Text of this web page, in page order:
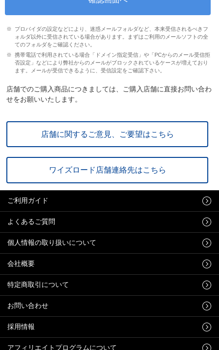
プロバイダの設定などにより、迷惑メールフォルダなど、本来受信されるべきフ
ォルダ以外に受信されている場合があります。まずはご利用のメールソフトの全
てのフォルダをご確認ください。
携帯電話で利用されている場合「ドメイン指定受信」や「PCからのメール受信拒
否設定」などにより弊社からのメールがブロックされているケースが増えており
ます。メールが受信できるように、受信設定をご確認下さい。
店舗でのご購入商品につきましては、ご購入店舗に直接お問い合わ
せをお願いいたします。
店舗に関するご意見、ご要望はこちら
ワイズロード店舗連絡先はこちら
ご利用ガイド
よくあるご質問
個人情報の取り扱いについて
会社概要
特定商取引について
お問い合わせ
採用情報
アフィリエイトプログラムについて